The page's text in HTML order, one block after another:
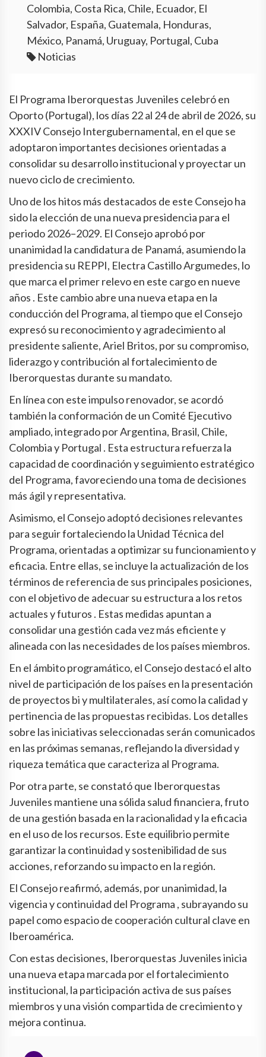
Colombia, Costa Rica, Chile, Ecuador, El
Salvador, España, Guatemala, Honduras,
México, Panamá, Uruguay, Portugal, Cuba
Noticias
El Programa Iberorquestas Juveniles celebró en
Oporto (Portugal), los días 22 al 24 de abril de 2026, su
XXXIV Consejo Intergubernamental, en el que se
adoptaron importantes decisiones orientadas a
consolidar su desarrollo institucional y proyectar un
nuevo ciclo de crecimiento.
Uno de los hitos más destacados de este Consejo ha
sido la elección de una nueva presidencia para el
periodo 2026–2029. El Consejo aprobó por
unanimidad la candidatura de Panamá, asumiendo la
presidencia su REPPI, Electra Castillo Argumedes, lo
que marca el primer relevo en este cargo en nueve
años . Este cambio abre una nueva etapa en la
conducción del Programa, al tiempo que el Consejo
expresó su reconocimiento y agradecimiento al
presidente saliente, Ariel Britos, por su compromiso,
liderazgo y contribución al fortalecimiento de
Iberorquestas durante su mandato.
En línea con este impulso renovador, se acordó
también la conformación de un Comité Ejecutivo
ampliado, integrado por Argentina, Brasil, Chile,
Colombia y Portugal . Esta estructura refuerza la
capacidad de coordinación y seguimiento estratégico
del Programa, favoreciendo una toma de decisiones
más ágil y representativa.
Asimismo, el Consejo adoptó decisiones relevantes
para seguir fortaleciendo la Unidad Técnica del
Programa, orientadas a optimizar su funcionamiento y
eficacia. Entre ellas, se incluye la actualización de los
términos de referencia de sus principales posiciones,
con el objetivo de adecuar su estructura a los retos
actuales y futuros . Estas medidas apuntan a
consolidar una gestión cada vez más eficiente y
alineada con las necesidades de los países miembros.
En el ámbito programático, el Consejo destacó el alto
nivel de participación de los países en la presentación
de proyectos bi y multilaterales, así como la calidad y
pertinencia de las propuestas recibidas. Los detalles
sobre las iniciativas seleccionadas serán comunicados
en las próximas semanas, reflejando la diversidad y
riqueza temática que caracteriza al Programa.
Por otra parte, se constató que Iberorquestas
Juveniles mantiene una sólida salud financiera, fruto
de una gestión basada en la racionalidad y la eficacia
en el uso de los recursos. Este equilibrio permite
garantizar la continuidad y sostenibilidad de sus
acciones, reforzando su impacto en la región.
El Consejo reafirmó, además, por unanimidad, la
vigencia y continuidad del Programa , subrayando su
papel como espacio de cooperación cultural clave en
Iberoamérica.
Con estas decisiones, Iberorquestas Juveniles inicia
una nueva etapa marcada por el fortalecimiento
institucional, la participación activa de sus países
miembros y una visión compartida de crecimiento y
mejora continua.